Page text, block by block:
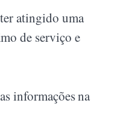
atingido uma
de serviço e
informações na